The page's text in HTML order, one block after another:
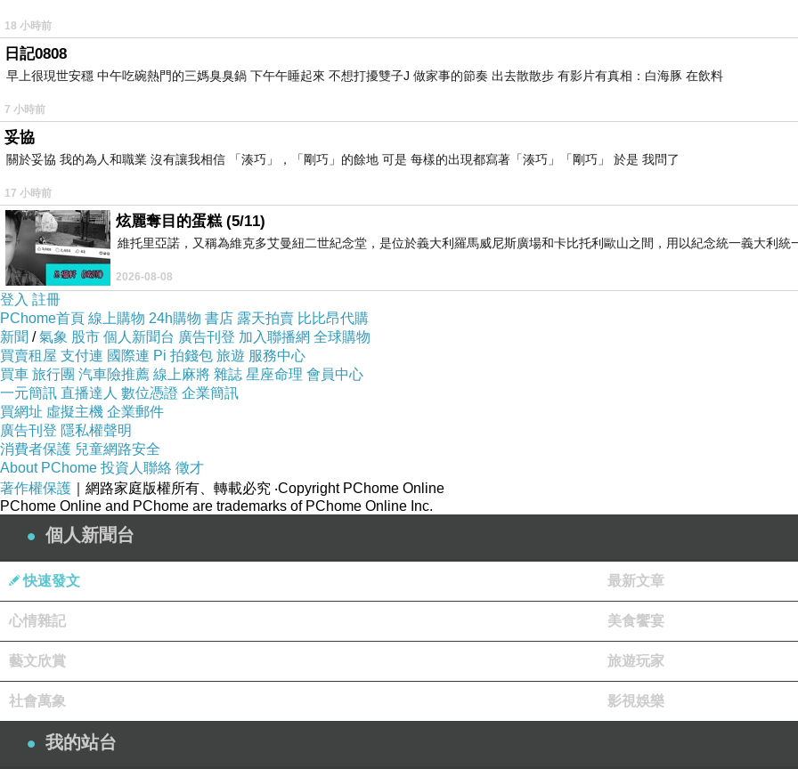
18 小時前
日記0808
早上很現世安穩 中午吃碗熱門的三媽臭臭鍋 下午午睡起來 不想打擾雙子J 做家事的節奏 出去散散步 有影片有真相：白海豚 在飲料
7 小時前
妥協
關於妥協 我的為人和職業 沒有讓我相信 「湊巧」，「剛巧」的餘地 可是 每樣的出現都寫著「湊巧」「剛巧」 於是 我問了
17 小時前
炫麗奪目的蛋糕 (5/11)
維托里亞諾，又稱為維克多艾曼紐二世紀念堂，是位於義大利羅馬威尼斯廣場和卡比托利歐山之間，用以紀念統一義大利統
2026-08-08
登入 註冊
PChome首頁 線上購物 24h購物 書店 露天拍賣 比比昂代購
新聞 /氣象 股市 個人新聞台 廣告刊登 加入聯播網 全球購物
買賣租屋 支付連 國際連 Pi 拍錢包 旅遊 服務中心
買車 旅行團 汽車險推薦 線上麻將 雜誌 星座命理 會員中心
一元簡訊 直播達人 數位憑證 企業簡訊
買網址 虛擬主機 企業郵件
廣告刊登 隱私權聲明
消費者保護 兒童網路安全
About PChome 投資人聯絡 徵才
著作權保護 ｜網路家庭版權所有、轉載必究 ‧Copyright PChome Online
PChome Online and PChome are trademarks of PChome Online Inc.
個人新聞台
快速發文 最新文章
心情雜記 美食饗宴
藝文欣賞 旅遊玩家
社會萬象 影視娛樂
我的站台